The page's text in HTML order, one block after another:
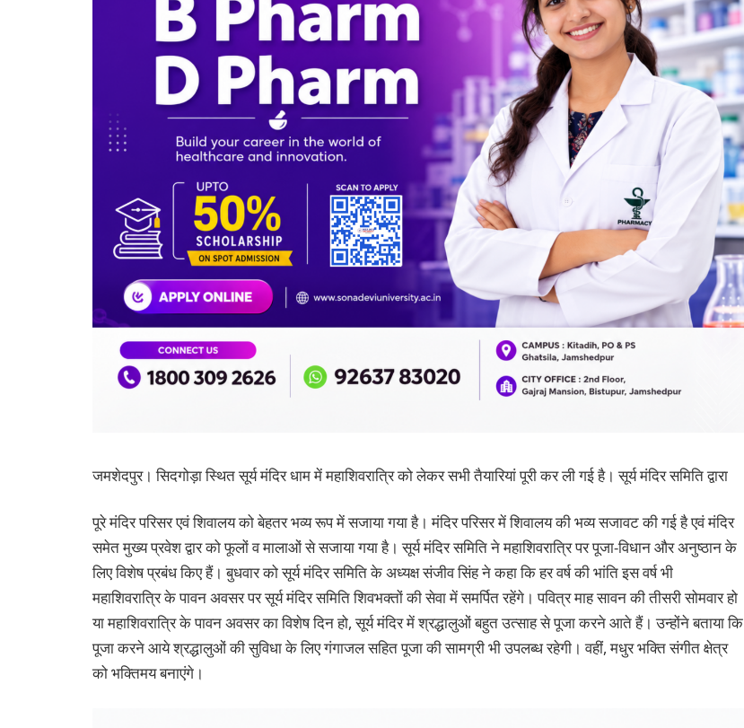
जमशेदपुर। सिदगोड़ा स्थित सूर्य मंदिर धाम में महाशिवरात्रि को लेकर सभी तैयारियां पूरी कर ली गई है। सूर्य मंदिरसमिति द्वारा
पूरे मंदिर परिसर एवं शिवालय को बेहतर भव्य रूप में सजाया गया है। मंदिर परिसर में शिवालय की भव्य सजावट की गई है एवं मंदिर
समेत मुख्य प्रवेश द्वार को फूलों व मालाओं से सजाया गया है। सूर्य मंदिर समिति ने महाशिवरात्रि पर पूजा-विधान और अनुष्ठान के
लिए विशेष प्रबंध किए हैं। बुधवार को सूर्य मंदिर समिति के अध्यक्ष संजीव सिंह ने कहा कि हर वर्ष की भांति इस वर्ष भी
महाशिवरात्रि के पावन अवसर पर सूर्य मंदिर समिति शिवभक्तों की सेवा में समर्पित रहेंगे। पवित्र माह सावन की तीसरी सोमवार हो
या महाशिवरात्रि के पावन अवसर का विशेष दिन हो, सूर्य मंदिर में श्रद्धालुओं बहुत उत्साह से पूजा करने आते हैं। उन्होंने बताया कि
पूजा करने आये श्रद्धालुओं की सुविधा के लिए गंगाजल सहित पूजा की सामग्री भी उपलब्ध रहेगी। वहीं, मधुर भक्ति संगीत क्षेत्र
को भक्तिमय बनाएंगे।